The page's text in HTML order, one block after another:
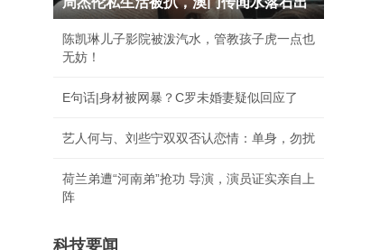
陈凯琳儿子影院被泼汽水，管教孩子虎一点也
无妨！
E句话|身材被网暴？C罗未婚妻疑似回应了
艺人何与、刘些宁双双否认恋情：单身，勿扰
荷兰弟遭“河南弟”抢功 导演，演员证实亲自上
阵
科技要闻